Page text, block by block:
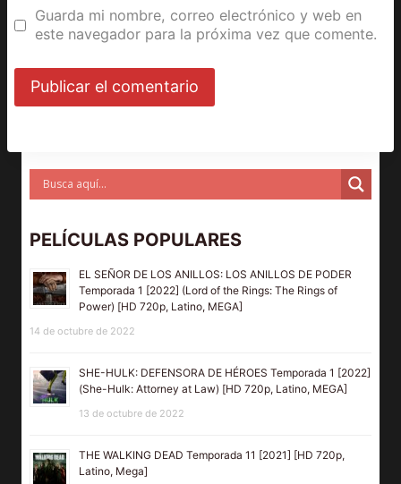
Guarda mi nombre, correo electrónico y web en
este navegador para la próxima vez que comente.
PELÍCULAS POPULARES
EL SEÑOR DE LOS ANILLOS: LOS ANILLOS DE PODER
Temporada 1 [2022] (Lord of the Rings: The Rings of
Power) [HD 720p, Latino, MEGA]
14 de octubre de 2022
SHE-HULK: DEFENSORA DE HÉROES Temporada 1 [2022]
(She-Hulk: Attorney at Law) [HD 720p, Latino, MEGA]
13 de octubre de 2022
THE WALKING DEAD Temporada 11 [2021] [HD 720p,
Latino, Mega]